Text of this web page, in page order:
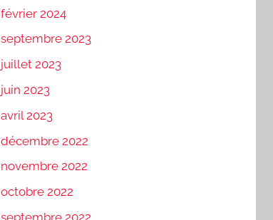
février 2024
septembre 2023
juillet 2023
juin 2023
avril 2023
décembre 2022
novembre 2022
octobre 2022
septembre 2022